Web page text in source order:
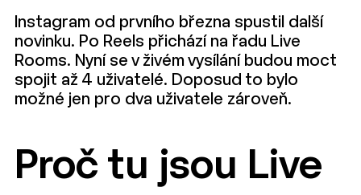
Instagram od prvního března spustil další
novinku. Po Reels přichází na řadu Live
Rooms. Nyní se v živém vysílání budou moct
spojit až 4 uživatelé. Doposud to bylo
možné jen pro dva uživatele zároveň.
Proč tu jsou Live